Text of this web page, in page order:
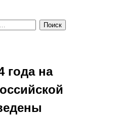
Поиск
года на